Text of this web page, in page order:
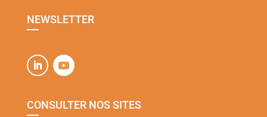
NEWSLETTER
CONSULTER NOS SITES